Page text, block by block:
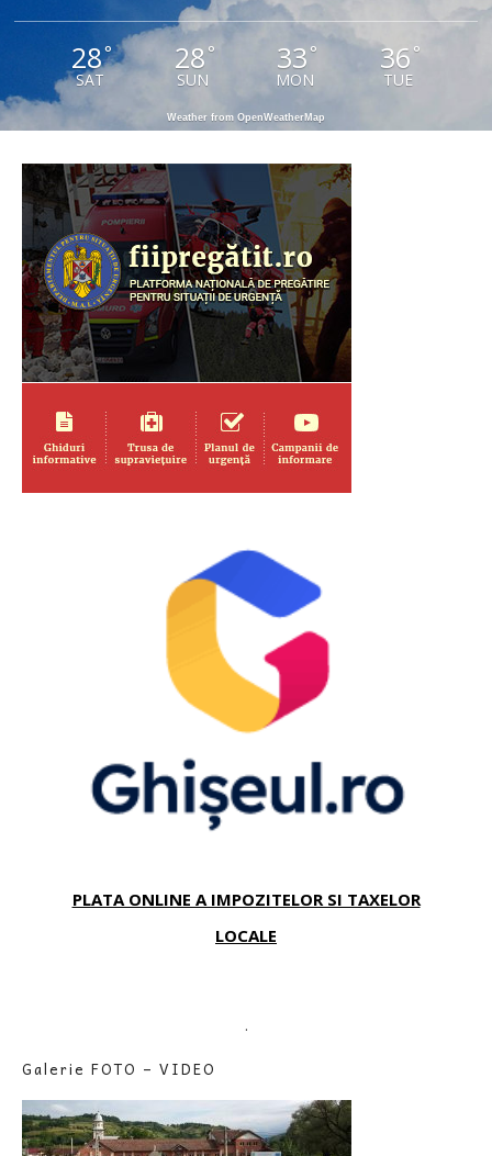
28°
SAT
28 °
SUN
33 °
MON
36 °
TUE
Weather from OpenWeatherMap
PLATA ONLINE A IMPOZITELOR SI TAXELOR
LOCALE
.
Galerie FOTO – VIDEO